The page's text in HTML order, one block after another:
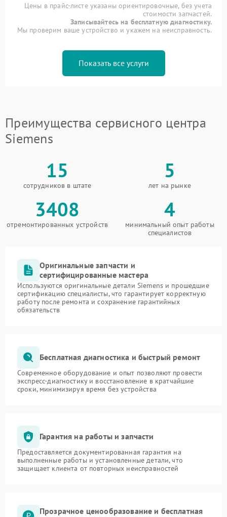
Цены в прайс-листе указаны ориентировочные, без учета
стоимости запчастей.
Записывайтесь на бесплатную диагностику.
Мы проверим ваше устройство и укажем на неисправность.
Показать все услуги
Преимущества сервисного центра
Siemens
15
сотрудников в штате
5
лет на рынке
3408
отремонтированных устройств
4
минимальный опыт работы
специалистов
Оригинальные запчасти и
сертифицированные мастера
Используются оригинальные детали Siemens и прошедшие
сертификацию специалисты, что гарантирует корректную
работу после ремонта и сохранение гарантийных
обязательств
Бесплатная диагностика и быстрый ремонт
Современное оборудование и опыт позволяют провести
экспресс-диагностику и восстановление в кратчайшие
сроки, минимизируя время без устройства
Гарантия на работы и запчасти
Предоставляется документированная гарантия на
выполненные работы и установленные детали, что
защищает клиента от повторных неисправностей
Прозрачное ценообразование и бесплатная